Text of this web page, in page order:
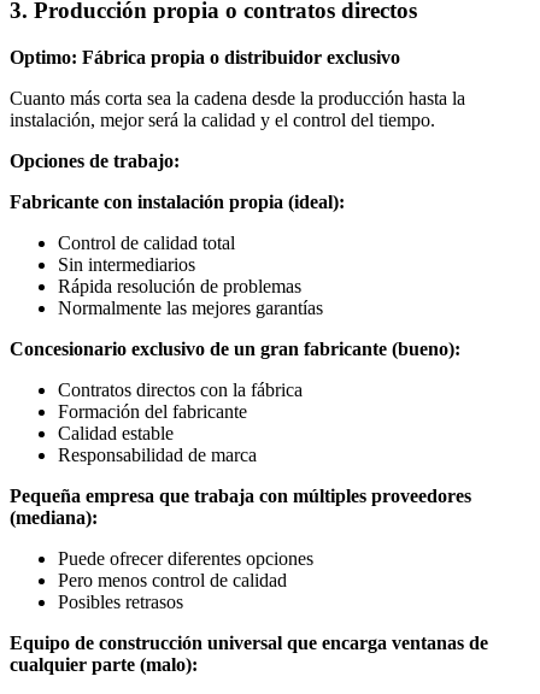
3. Producción propia o contratos directos
Optimo: Fábrica propia o distribuidor exclusivo
Cuanto más corta sea la cadena desde la producción hasta la
instalación, mejor será la calidad y el control del tiempo.
Opciones de trabajo:
Fabricante con instalación propia (ideal):
Control de calidad total
Sin intermediarios
Rápida resolución de problemas
Normalmente las mejores garantías
Concesionario exclusivo de un gran fabricante (bueno):
Contratos directos con la fábrica
Formación del fabricante
Calidad estable
Responsabilidad de marca
Pequeña empresa que trabaja con múltiples proveedores
(mediana):
Puede ofrecer diferentes opciones
Pero menos control de calidad
Posibles retrasos
Equipo de construcción universal que encarga ventanas de
cualquier parte (malo):